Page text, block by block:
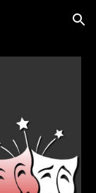
Skip to navigation